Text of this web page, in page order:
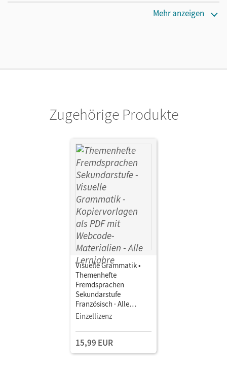
Mehr anzeigen
Zugehörige Produkte
Visuelle Grammatik •
Themenhefte
Fremdsprachen
Sekundarstufe
Französisch · Alle
Lernjahre •
mit Webcode-
Materialien
Einzellizenz
15,99 EUR